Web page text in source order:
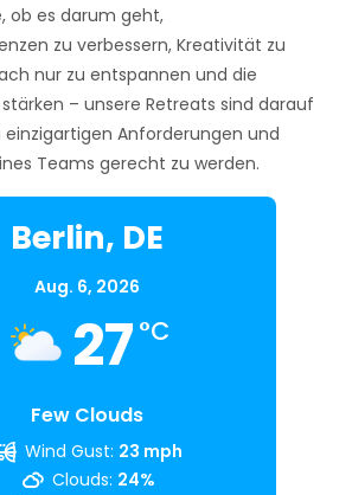
ob es darum geht,
zu verbessern, Kreativität zu
nur zu entspannen und die
– unsere Retreats sind darauf
Anforderungen und
Teams gerecht zu werden.
Berlin, DE
Aug. 6, 2026
27 °C
Few Clouds
Wind Gust: 23 mph
Clouds: 24%